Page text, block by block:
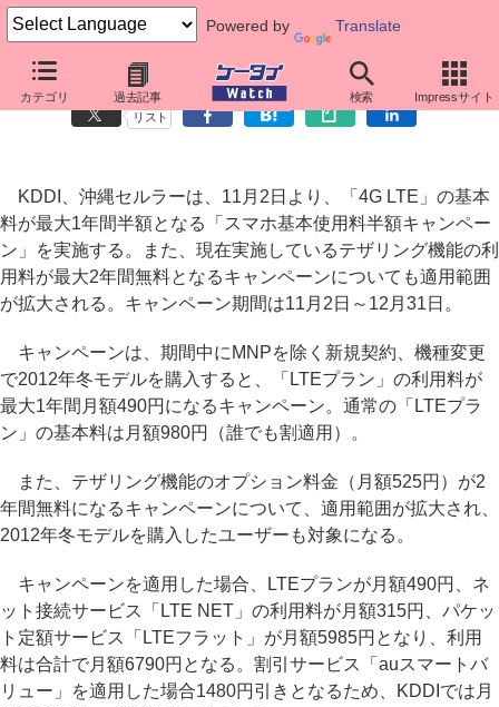
Powered by Translate
カテゴリ 過去記事 検索 Impressサイト
au、冬モデル購入で基本料が半額になるキャンペーン
リスト
KDDI、沖縄セルラーは、11月2日より、「4G LTE」の基本
料が最大1年間半額となる「スマホ基本使用料半額キャンペー
ン」を実施する。また、現在実施しているテザリング機能の利
用料が最大2年間無料となるキャンペーンについても適用範囲
が拡大される。キャンペーン期間は11月2日～12月31日。
キャンペーンは、期間中にMNPを除く新規契約、機種変更
で2012年冬モデルを購入すると、「LTEプラン」の利用料が
最大1年間月額490円になるキャンペーン。通常の「LTEプラ
ン」の基本料は月額980円（誰でも割適用）。
また、テザリング機能のオプション料金（月額525円）が2
年間無料になるキャンペーンについて、適用範囲が拡大され、
2012年冬モデルを購入したユーザーも対象になる。
キャンペーンを適用した場合、LTEプランが月額490円、ネ
ット接続サービス「LTE NET」の利用料が月額315円、パケッ
ト定額サービス「LTEフラット」が月額5985円となり、利用
料は合計で月額6790円となる。割引サービス「auスマートバ
リュー」を適用した場合1480円引きとなるため、KDDIでは月